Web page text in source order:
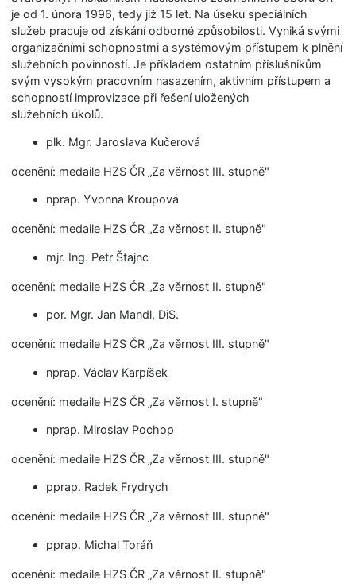
je od 1. února 1996, tedy již 15 let. Na úseku speciálních
služeb pracuje od získání odborné způsobilosti. Vyniká svými
organizačními schopnostmi a systémovým přístupem k plnění
služebních povinností. Je příkladem ostatním příslušníkům
svým vysokým pracovním nasazením, aktivním přístupem a
schopností improvizace při řešení uložených
služebních úkolů.
plk. Mgr. Jaroslava Kučerová
ocenění: medaile HZS ČR „Za věrnost III. stupně"
nprap. Yvonna Kroupová
ocenění: medaile HZS ČR „Za věrnost II. stupně"
mjr. Ing. Petr Štajnc
ocenění: medaile HZS ČR „Za věrnost II. stupně"
por. Mgr. Jan Mandl, DiS.
ocenění: medaile HZS ČR „Za věrnost III. stupně"
nprap. Václav Karpíšek
ocenění: medaile HZS ČR „Za věrnost I. stupně"
nprap. Miroslav Pochop
ocenění: medaile HZS ČR „Za věrnost III. stupně"
pprap. Radek Frydrych
ocenění: medaile HZS ČR „Za věrnost III. stupně"
pprap. Michal Toráň
ocenění: medaile HZS ČR „Za věrnost II. stupně"